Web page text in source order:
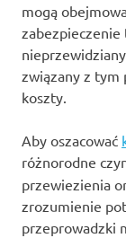
mogą
zabezpieczenie
związany z tym
koszty.
Aby oszacować
różnorodne
przewiezienia
zrozumienie
przeprowadzki